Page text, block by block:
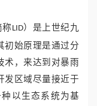
称 LID）是上世纪九
初始原理是通过分
术，来达到对暴雨
发区域尽量接近于
以生态系统为基